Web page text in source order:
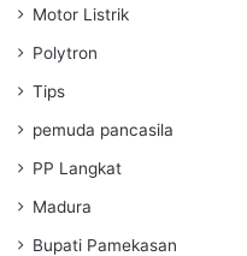
Motor Listrik
Polytron
Tips
pemuda pancasila
PP Langkat
Madura
Bupati Pamekasan